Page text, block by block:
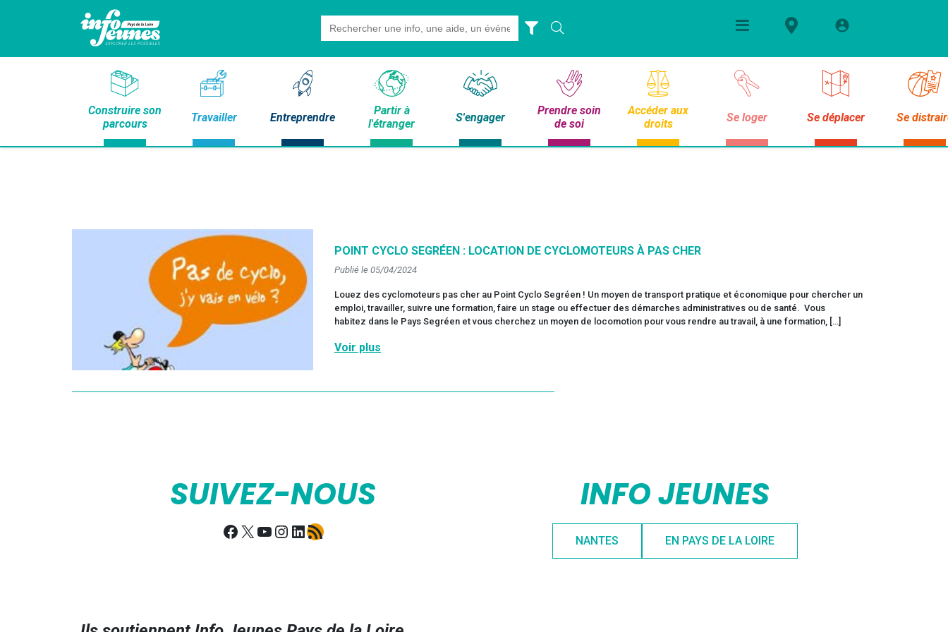
Search
for:
Construire son
parcours
Travailler Entreprendre
Partir à
l'étranger
S'engager
Prendre soin
de soi
Accéder aux
droits
Se loger Se déplacer Se
POINT CYCLO SEGRÉEN : LOCATION DE CYCLOMOTEURS À PAS CHER
Publié le 05/04/2024
Louez des cyclomoteurs pas cher au Point Cyclo Segréen ! Un moyen de transport pratique et économique pour chercher un
emploi, travailler, suivre une formation, faire un stage ou effectuer des démarches administratives ou de santé. Vous
habitez dans le Pays Segréen et vous cherchez un moyen de locomotion pour vous rendre au travail, à une formation, […]
Voir plus
SUIVEZ-NOUS
Facebook
X YouTube
Instagram
LinkedIn
Flux RSS
INFO JEUNES
NANTES EN PAYS DE LA LOIRE